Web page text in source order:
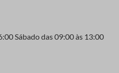
Sábado das 09:00 às 13:00